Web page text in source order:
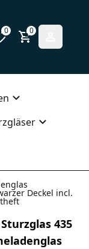
0 0
Deckel incl.
435